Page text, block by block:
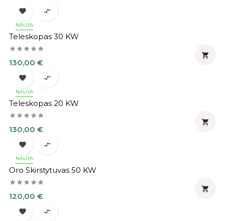
NAUJA
 
Teleskopas 30 KW
Kaina
130,00 €

NAUJA
 
Teleskopas 20 KW
Kaina
130,00 €

NAUJA
 
Oro Skirstytuvas 50 KW
Kaina
120,00 €

 